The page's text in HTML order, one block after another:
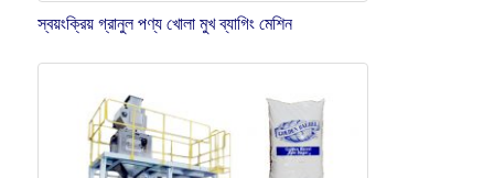
স্বয়ংক্রিয় গ্রানুল পণ্য খোলা মুখ ব্যাগিং মেশিন